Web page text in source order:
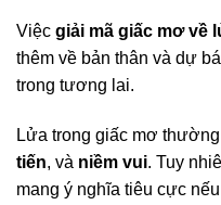
Việc giải mã giấc mơ về
thêm về bản thân và dự
trong tương lai.
Lửa trong giấc mơ
tiến, và niềm vui. Tuy
mang ý nghĩa tiêu cực